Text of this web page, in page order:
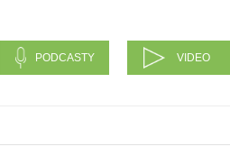
PODCASTY VIDEO